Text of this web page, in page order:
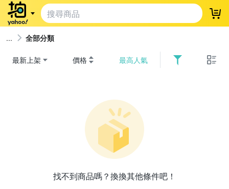
登
全部分類
最新上架 價格 最高人氣
找不到商品嗎？換換其他條件吧！